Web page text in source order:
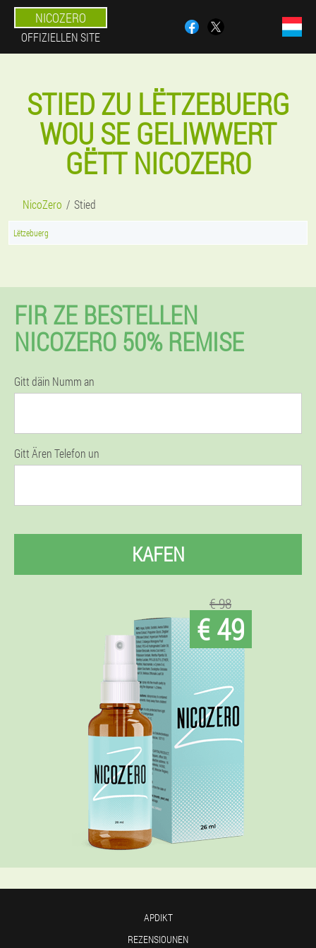
NICOZERO
OFFIZIELLEN SITE
STIED ZU LËTZEBUERG
WOU SE GELIWWERT
GËTT NICOZERO
NicoZero Stied
Lëtzebuerg
FIR ZE BESTELLEN
NICOZERO 50% REMISE
Gitt däin Numm an
Gitt Ären Telefon un
KAFEN
€ 98
€ 49
APDIKT
REZENSIOUNEN